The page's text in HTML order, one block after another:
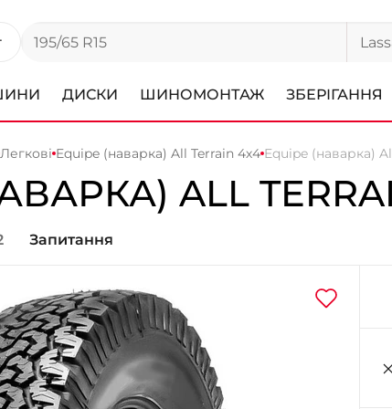
ДИСКИ ШИНОМОНТАЖ ЗБЕРІГАННЯ
Легкові Equipe (наварка) All Terrain 4х4 Equipe (наварка)
ALL
Запитання